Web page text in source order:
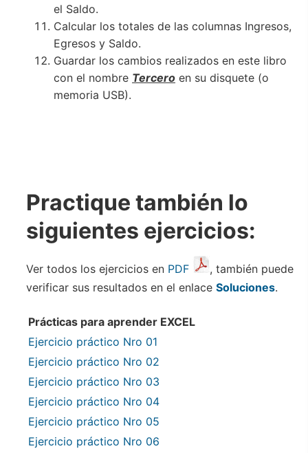
el Saldo.
Calcular los totales de las columnas Ingresos,
Egresos y Saldo.
Guardar los cambios realizados en este libro
con el nombre Tercero en su disquete (o
memoria USB).
Practique también lo
siguientes ejercicios:
Ver todos los ejercicios en PDF
, también puede
verificar sus resultados en el enlace Soluciones.
Prácticas para aprender EXCEL
Ejercicio práctico Nro 01
Ejercicio práctico Nro 02
Ejercicio práctico Nro 03
Ejercicio práctico Nro 04
Ejercicio práctico Nro 05
Ejercicio práctico Nro 06